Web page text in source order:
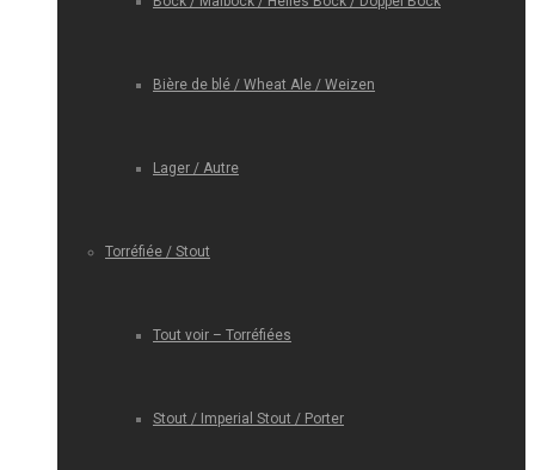
Bière de blé / Wheat Ale / Weizen
Lager / Autre
Torréfiée / Stout
Tout voir – Torréfiées
Stout / Imperial Stout / Porter